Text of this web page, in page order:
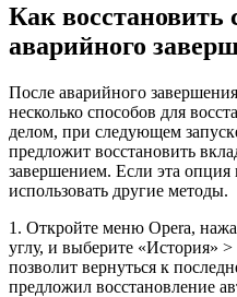
Как восстановить
аварийного
После аварийного
несколько способов для
делом, при следующем
предложит восстановить
завершением. Если эта
использовать другие методы.
1. Откройте меню Opera,
углу, и выберите «История»
позволит вернуться к
предложил восстановление